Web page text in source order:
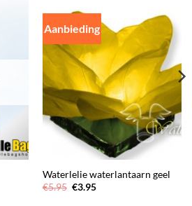
Aanbieding
Waterlelie waterlantaarn geel
€5.95 Oorspronkelijke
€3.95Huidige